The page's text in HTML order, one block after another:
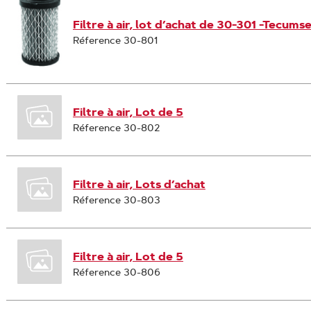
Filtre à air, lot d’achat de 30-301 -
Réference 30-801
Filtre à air, Lot de 5
Réference 30-802
Filtre à air, Lots d’achat
Réference 30-803
Filtre à air, Lot de 5
Réference 30-806